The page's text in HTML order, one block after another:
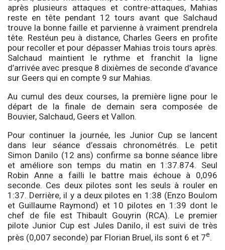
après plusieurs attaques et contre-attaques, Mahias
reste en tête pendant 12 tours avant que Salchaud
trouve la bonne faille et parvienne à vraiment prendrela
tête. Restéun peu à distance, Charles Geers en profite
pour recoller et pour dépasser Mahias trois tours après.
Salchaud maintient le rythme et franchit la ligne
d’arrivée avec presque 8 dixièmes de seconde d’avance
sur Geers qui en compte 9 sur Mahias.
Au cumul des deux courses, la première ligne pour le
départ de la finale de demain sera composée de
Bouvier, Salchaud, Geers et Vallon.
Pour continuer la journée, les Junior Cup se lancent
dans leur séance d’essais chronométrés. Le petit
Simon Danilo (12 ans) confirme sa bonne séance libre
et améliore son temps du matin en 1:37.874. Seul
Robin Anne a failli le battre mais échoue à 0,096
seconde. Ces deux pilotes sont les seuls à rouler en
1:37. Derrière, il y a deux pilotes en 1:38 (Enzo Boulom
et Guillaume Raymond) et 10 pilotes en 1:39 dont le
chef de file est Thibault Gouyrin (RCA). Le premier
pilote Junior Cup est Jules Danilo, il est suivi de très
près (0,007 seconde) par Florian Bruel, ils sont 6 et 7e.